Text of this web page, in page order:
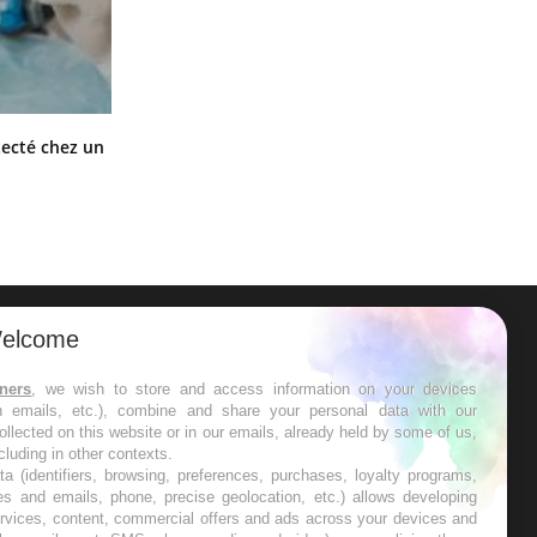
chez un
les semaines les meilleures
, we wish to store and access information on your devices
emails, etc.), combine and share your personal data with our
on this website or in our emails, already held by some of us,
in other contexts.
(identifiers, browsing, preferences, purchases, loyalty programs,
and emails, phone, precise geolocation, etc.) allows developing
content, commercial offers and ads across your devices and